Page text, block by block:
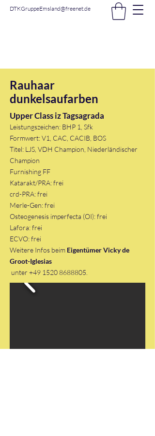
DTKGruppeEmsland@freenet.de
Rauhaar
dunkelsaufarben
Upper Class iz Tagsagrada
Leistungszeichen: BHP 1, Sfk
Formwert:V1, CAC, CACIB, BOS
Titel: LJS, VDH Champion, Niederländischer
Champion
Furnishing FF
Katarakt/PRA: frei
crd-PRA: frei
Merle-Gen: frei
Osteogenesis imperfecta (OI): frei
Lafora: frei
ECVO: frei
Weitere Infos beim Eigentümer Vicky de
Groot-Iglesias
unter +49 1520 8688805